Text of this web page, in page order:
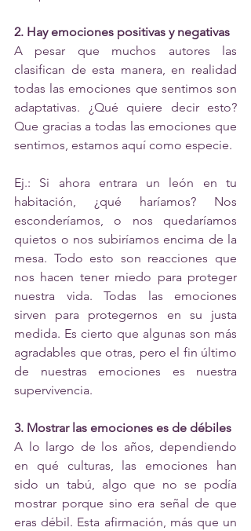
2. Hay emociones positivas y negativas
A pesar que muchos autores las
clasifican de esta manera, en realidad
todas las emociones que sentimos son
adaptativas. ¿Qué quiere decir esto?
Que gracias a todas las emociones que
sentimos, estamos aquí como especie.
Ej.: Si ahora entrara un león en tu
habitación, ¿qué haríamos? Nos
esconderíamos, o nos quedaríamos
quietos o nos subiríamos encima de la
mesa. Todo esto son reacciones que
nos hacen tener miedo para proteger
nuestra vida. Todas las emociones
sirven para protegernos en su justa
medida. Es cierto que algunas son más
agradables que otras, pero el fin último
de nuestras emociones es nuestra
supervivencia.
3. Mostrar las emociones es de débiles
A lo largo de los años, dependiendo
en qué culturas, las emociones han
sido un tabú, algo que no se podía
mostrar porque sino era señal de que
eras débil. Esta afirmación, más que un